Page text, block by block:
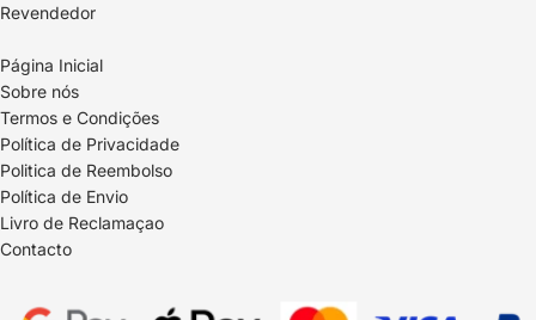
Revendedor
Página Inicial
Sobre nós
Termos e Condições
Política de Privacidade
Politica de Reembolso
Política de Envio
Livro de Reclamaçao
Contacto